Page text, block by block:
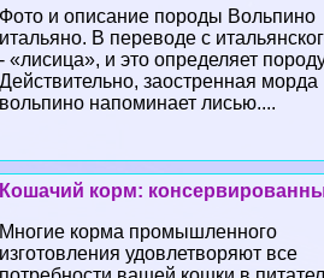
Фото и описание породы Вольпино
итальяно. В переводе с
- «лисица», и это определяет
Действительно, заостренная морда
вольпино напоминает лисью....
Кошачий корм:
Многие корма промышленного
изготовления удовлетворяют все